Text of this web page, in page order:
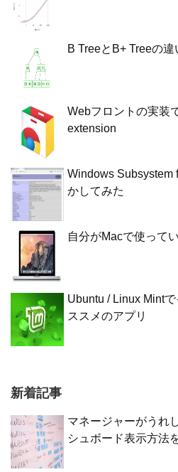
B TreeとB+ Treeの違
Webフロントの実装
extension
Windows Subsystem
かしてみた
自分がMacで使って
Ubuntu / Linux Mint
ススメのアプリ
新着記事
マネージャーがうれ
シュボード表示方法